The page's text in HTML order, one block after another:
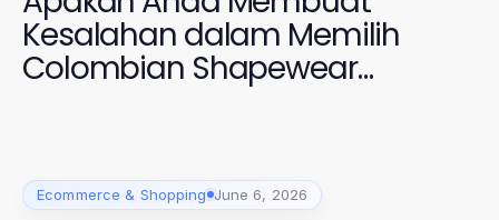
Kesalahan dalam Memilih
Colombian Shapewear
Galess? Temukan Solusi Tepat
Ecommerce & Shopping June 6, 2026